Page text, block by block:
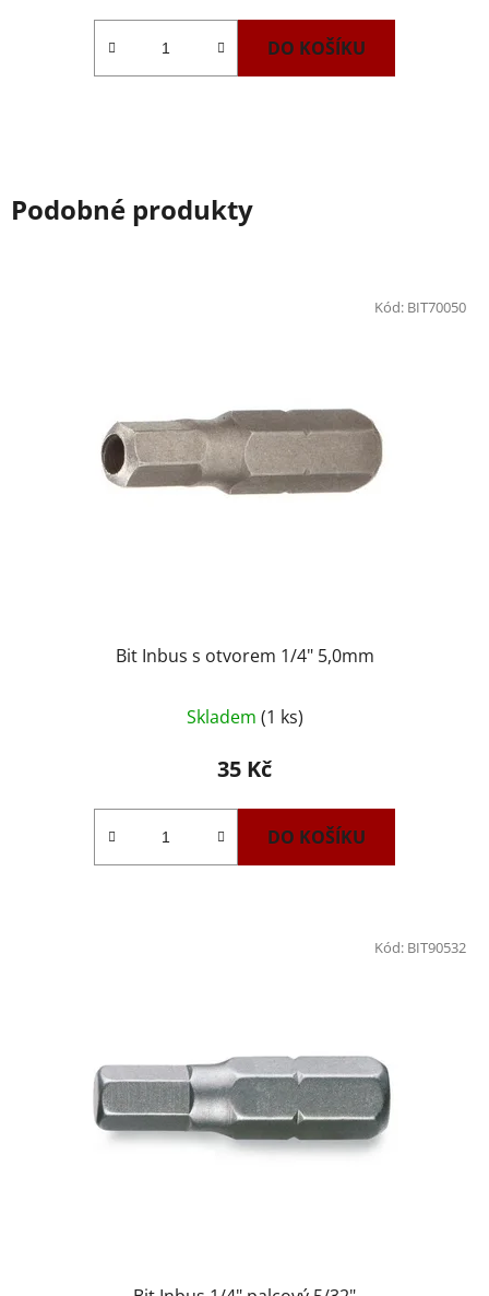
DO KOŠÍKU
Podobné produkty
Bit Inbus s otvorem 1/4" 5,0mm
Skladem (1 ks)
35 Kč
DO KOŠÍKU
Kód: BIT70050
Kód: BIT90532